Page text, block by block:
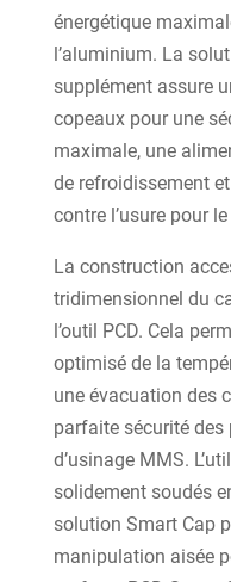
énergétique
l’aluminium. La
supplément assure
copeaux pour une
maximale, une
de refroidissement
contre l’usure pour
La construction
tridimensionnel du
l’outil PCD. Cela
optimisé de la
une évacuation des
parfaite sécurité des
d’usinage MMS.
solidement soudés
solution Smart Cap
manipulation aisée